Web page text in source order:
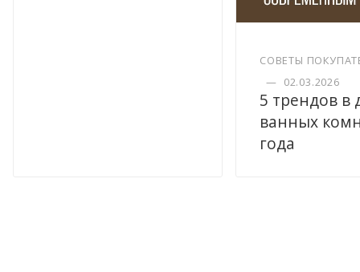
СОВЕТЫ
— 02.03.2026
5 трендов в
ванных
года